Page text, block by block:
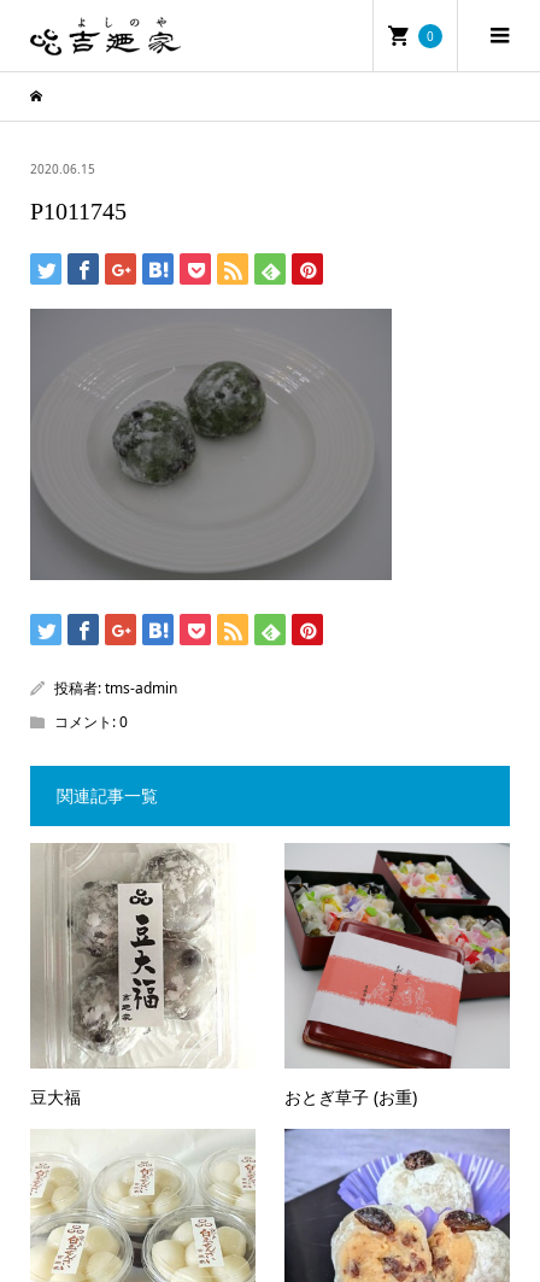
0
2020.06.15
P1011745
投稿者:tms-admin
コメント:0
関連記事一覧
豆大福 おとぎ草子 (お重)